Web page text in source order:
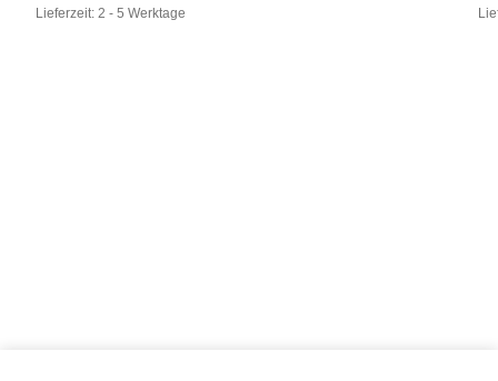
Platzpatronen 9 mm
Lieferzeit: 2 - 5 Werktage